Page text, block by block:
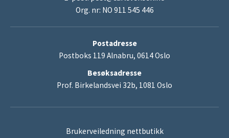
Org. nr: NO 911 545 446
Postadresse
Postboks 119 Alnabru, 0614 Oslo
Besøksadresse
Prof. Birkelandsvei 32b, 1081 Oslo
Brukerveiledning nettbutikk